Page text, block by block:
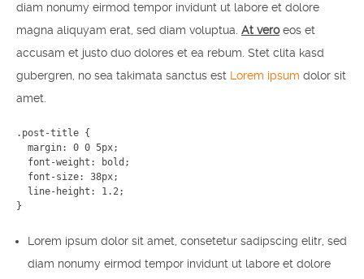
diam nonumy eirmod tempor invidunt ut labore et dolore
magna aliquyam erat, sed diam voluptua. At veroeos et
accusam et justo duo dolores et ea rebum. Stet clita kasd
gubergren, no sea takimata sanctus est Lorem ipsum dolor sit
amet.
.post-title {
  margin: 0 0 5px;
  font-weight: bold;
  font-size: 38px;
  line-height: 1.2;
}
Lorem ipsum dolor sit amet, consetetur sadipscing elitr, sed
diam nonumy eirmod tempor invidunt ut labore et dolore